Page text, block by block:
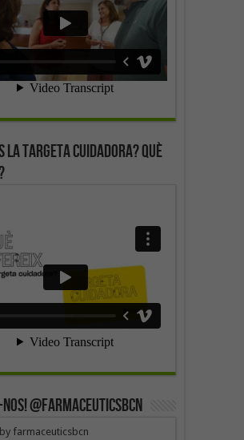
la targeta cuidadora? Què
NOS! @farmaceuticsbcn
farmaceuticsbcn